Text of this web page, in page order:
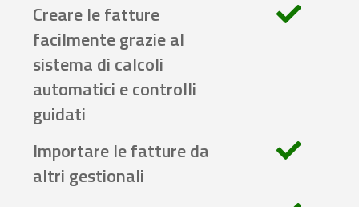
Creare le fatture
facilmente grazie al
sistema di calcoli
automatici e controlli
guidati
Importare le fatture da
altri gestionali